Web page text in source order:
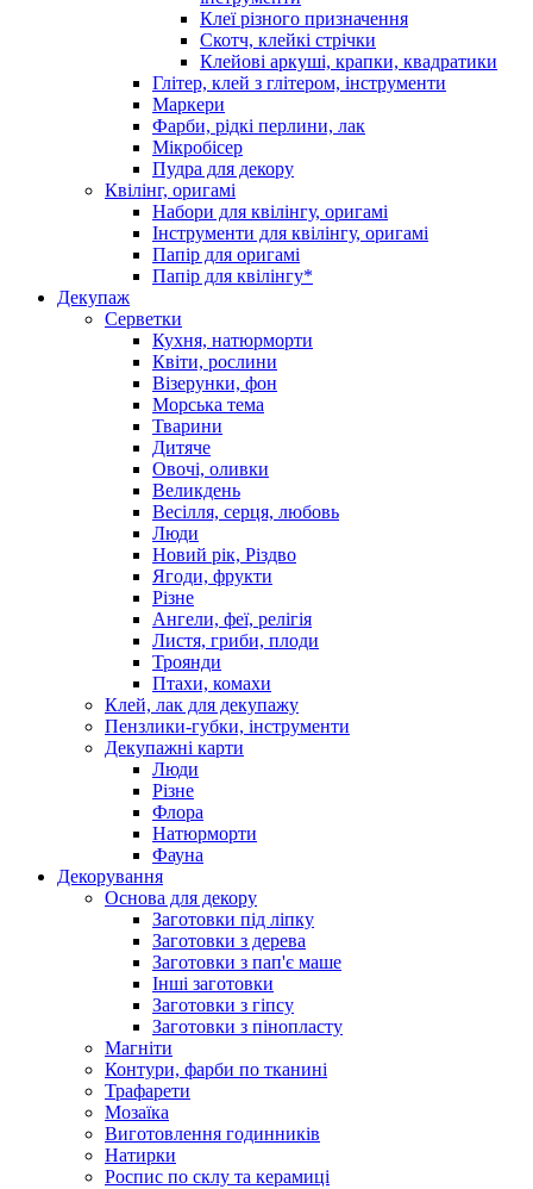
Клеї різного призначення
Скотч, клейкі стрічки
Клейові аркуші, крапки, квадратики
Глітер, клей з глітером, інструменти
Маркери
Фарби, рідкі перлини, лак
Мікробісер
Пудра для декору
Квілінг, оригамі
Набори для квілінгу, оригамі
Інструменти для квілінгу, оригамі
Папір для оригамі
Папір для квілінгу*
Декупаж
Серветки
Кухня, натюрморти
Квіти, рослини
Візерунки, фон
Морська тема
Тварини
Дитяче
Овочі, оливки
Великдень
Весілля, серця, любовь
Люди
Новий рік, Різдво
Ягоди, фрукти
Різне
Ангели, феї, релігія
Листя, гриби, плоди
Троянди
Птахи, комахи
Клей, лак для декупажу
Пензлики-губки, інструменти
Декупажні карти
Люди
Різне
Флора
Натюрморти
Фауна
Декорування
Основа для декору
Заготовки під ліпку
Заготовки з дерева
Заготовки з пап'є маше
Інші заготовки
Заготовки з гіпсу
Заготовки з пінопласту
Магніти
Контури, фарби по тканині
Трафарети
Мозаїка
Виготовлення годинників
Натирки
Роспис по склу та керамиці